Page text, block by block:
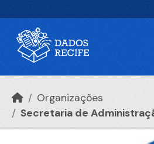
Organizações
Secretaria de